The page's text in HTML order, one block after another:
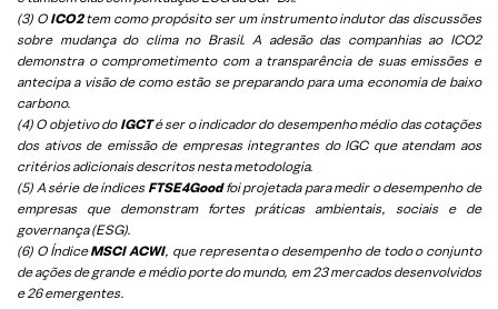
(3) O ICO2tem como propósito ser um instrumento indutor das discussões
sobre mudança do clima no Brasil. A adesão das companhias ao ICO2
demonstra o comprometimento com a transparência de suas emissões e
antecipa a visão de como estão se preparando para uma economia de baixo
carbono.
(4) O objetivo do IGCTé ser o indicador do desempenho médio das cotações
dos ativos de emissão de empresas integrantes do IGC que atendam aos
critérios adicionais descritos nesta metodologia.
(5) A série de índices FTSE4Goodfoi projetada para medir o desempenho de
empresas que demonstram fortes práticas ambientais, sociais e de
governança (ESG).
(6) O ÍndiceMSCI ACWI, que representa o desempenho de todo o conjunto
de ações de grande e médio porte do mundo, em 23 mercados desenvolvidos
e 26 emergentes.